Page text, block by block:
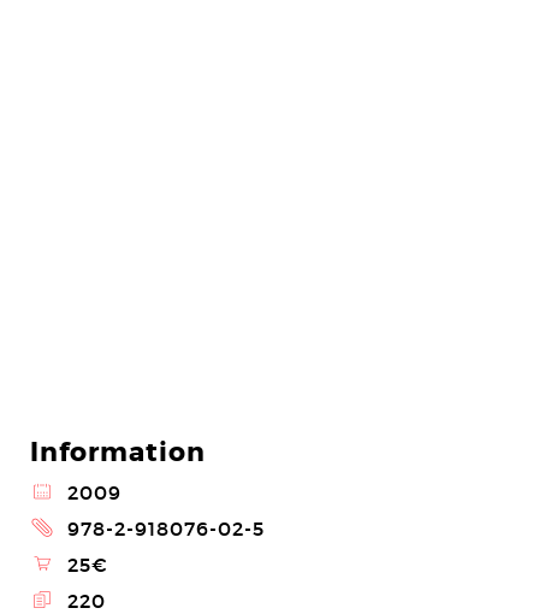
Information
@ 2009
2 978-2-918076-02-5
\ 25€
E 220